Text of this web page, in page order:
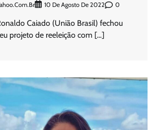
10 De Agosto De 2022 0
Caiado (União Brasil) fechou
projeto de reeleição com […]